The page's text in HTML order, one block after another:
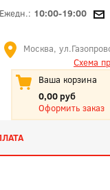
Ежедн.: 10:00-19:00
Москва,
Схема
Ваша корзина
0,00 руб
Оформить заказ